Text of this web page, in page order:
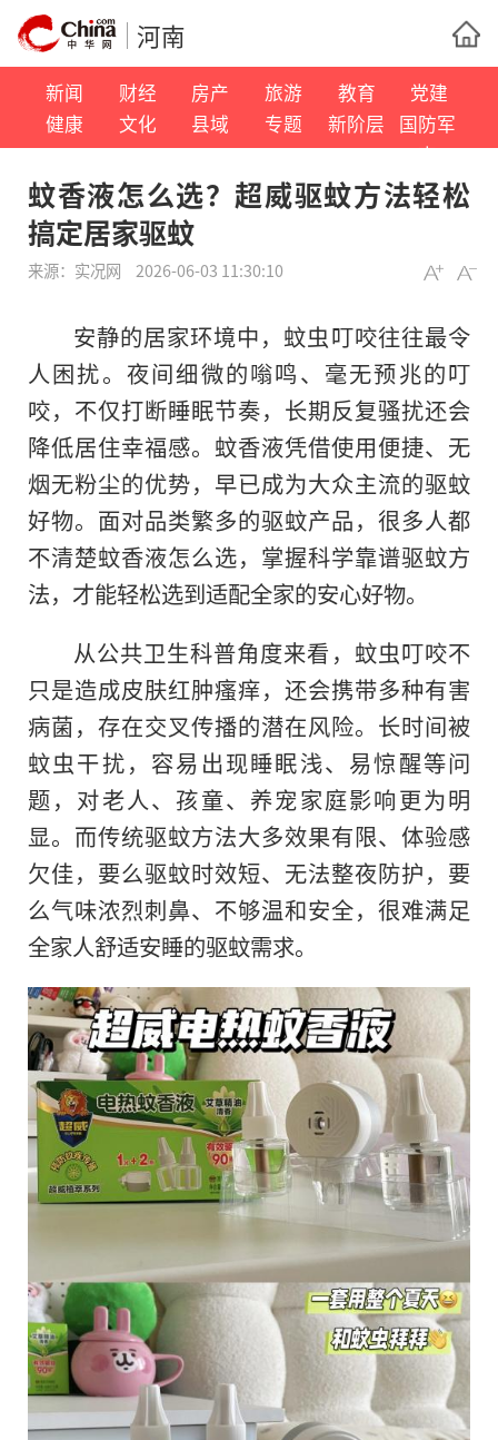
河南
新闻 财经 房产 旅游 教育
党建
健康
文化 县域 专题 新阶层
国防军
事
蚊香液怎么选？超威驱蚊方法轻松
搞定居家驱蚊
来源： 实况网 2026-06-03 11:30:10
安静的居家环境中，蚊虫叮咬往往最令
人困扰。夜间细微的嗡鸣、毫无预兆的叮
咬，不仅打断睡眠节奏，长期反复骚扰还会
降低居住幸福感。蚊香液凭借使用便捷、无
烟无粉尘的优势，早已成为大众主流的驱蚊
好物。面对品类繁多的驱蚊产品，很多人都
不清楚蚊香液怎么选，掌握科学靠谱驱蚊方
法，才能轻松选到适配全家的安心好物。
从公共卫生科普角度来看，蚊虫叮咬不
只是造成皮肤红肿瘙痒，还会携带多种有害
病菌，存在交叉传播的潜在风险。长时间被
蚊虫干扰，容易出现睡眠浅、易惊醒等问
题，对老人、孩童、养宠家庭影响更为明
显。而传统驱蚊方法大多效果有限、体验感
欠佳，要么驱蚊时效短、无法整夜防护，要
么气味浓烈刺鼻、不够温和安全，很难满足
全家人舒适安睡的驱蚊需求。